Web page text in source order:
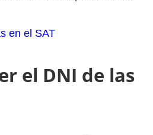
en el SAT
el DNI de las